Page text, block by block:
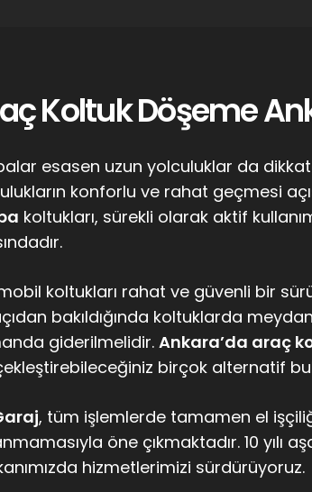
Koltuk Döşeme
esasen uzun yolculuklar da
konforlu ve rahat geçmesi
koltukları, sürekli olarak aktif
koltukları rahat ve güvenli bir
bakıldığında koltuklarda
giderilmelidir. Ankara’da araç
birçok alternatif
, tüm işlemlerde tamamen el
öne çıkmaktadır. 10
hizmetlerimizi sürdürüyoruz.